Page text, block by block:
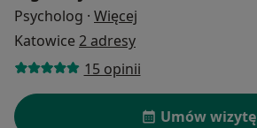
Psycholog · Więcej
Katowice 2 adresy
15 opinii
Umów wizytę